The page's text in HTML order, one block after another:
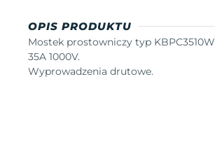
OPIS PRODUKTU
Mostek prostowniczy typ KBPC3510W
35A 1000V.
Wyprowadzenia drutowe.